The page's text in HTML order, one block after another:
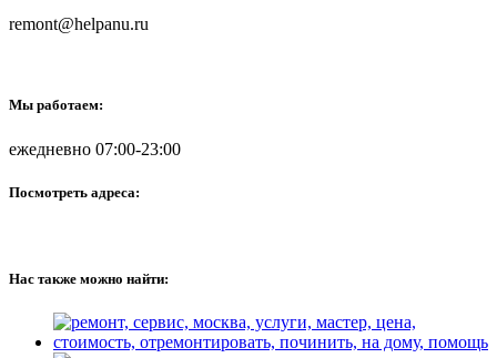
remont@helpanu.ru
Мы работаем:
ежедневно 07:00-23:00
Посмотреть адреса:
Нас также можно найти: